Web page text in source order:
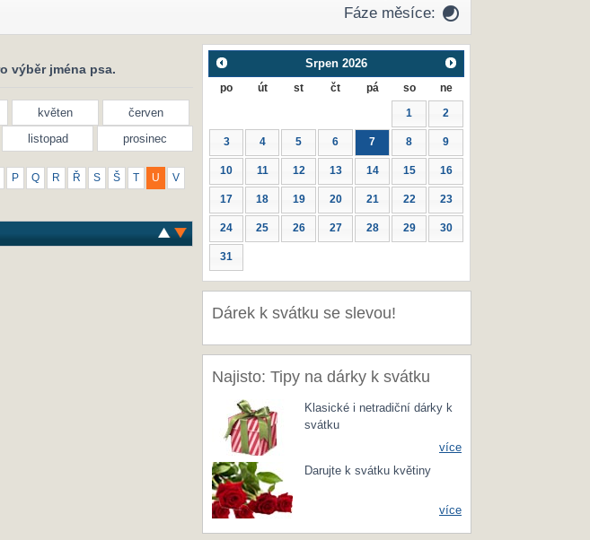
Fáze měsíce:
výběr jména psa.
květen
červen
listopad prosinec
P Q R Ř S Š T U V
Srpen 2026
po út st čt pá so ne
1 2
3 4 5 6 7 8 9
10 11 12 13 14 15 16
17 18 19 20 21 22 23
24 25 26 27 28 29 30
31
Dárek k svátku se slevou!
Najisto: Tipy na dárky k svátku
Klasické i netradiční dárky k
svátku
více
Darujte k svátku květiny
více